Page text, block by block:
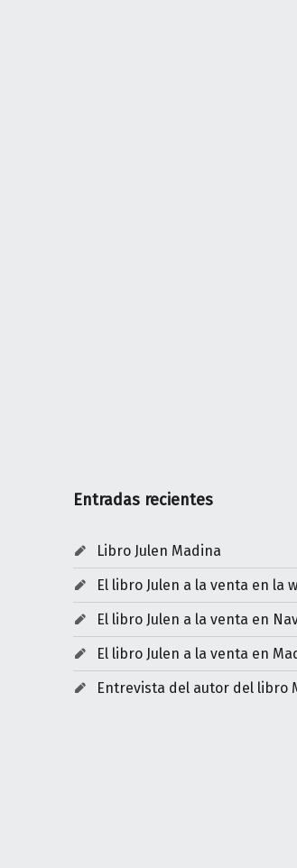
Entradas recientes
Libro Julen Madina
El libro Julen a la venta en la
El libro Julen a la venta en
El libro Julen a la venta en
Entrevista del autor del libro